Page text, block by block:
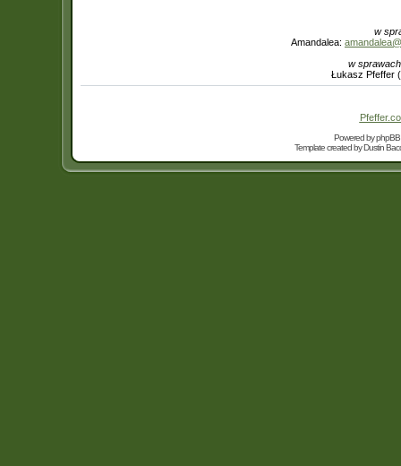
w
Amandalea:
w
Łukasz Pfeffer
Powered byphpBB
Template created byDustin